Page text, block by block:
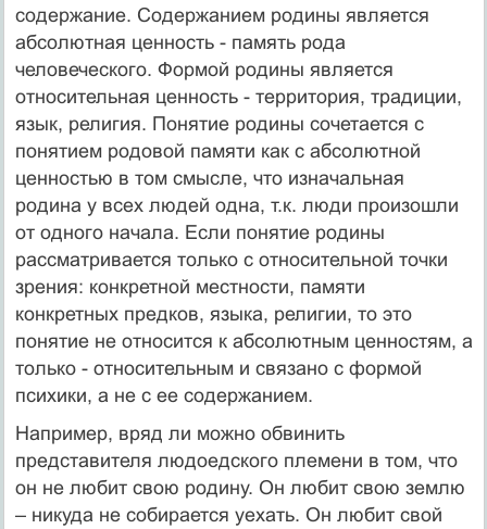
содержание. Содержанием родины является
абсолютная ценность - память рода
человеческого. Формой родины является
относительная ценность - территория, традиции,
язык, религия. Понятие родины сочетается с
понятием родовой памяти как с абсолютной
ценностью в том смысле, что изначальная
родина у всех людей одна, т.к. люди произошли
от одного начала. Если понятие родины
рассматривается только с относительной точки
зрения: конкретной местности, памяти
конкретных предков, языка, религии, то это
понятие не относится к абсолютным ценностям, а
только - относительным и связано с формой
психики, а не с ее содержанием.
Например, вряд ли можно обвинить
представителя людоедского племени в том, что
он не любит свою родину. Он любит свою землю
– никуда не собирается уехать. Он любит свой